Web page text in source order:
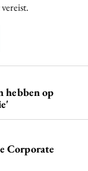
hebben op
Corporate